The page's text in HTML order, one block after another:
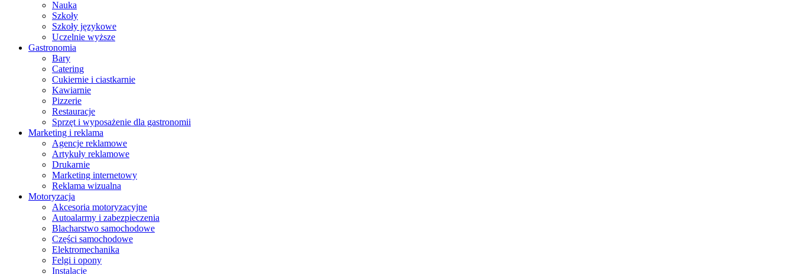
Nauka
Szkoły
Szkoły językowe
Uczelnie wyższe
Gastronomia
Bary
Catering
Cukiernie i ciastkarnie
Kawiarnie
Pizzerie
Restauracje
Sprzęt i wyposażenie dla gastronomii
Marketing i reklama
Agencje reklamowe
Artykuły reklamowe
Drukarnie
Marketing internetowy
Reklama wizualna
Motoryzacja
Akcesoria motoryzacyjne
Autoalarmy i zabezpieczenia
Blacharstwo samochodowe
Części samochodowe
Elektromechanika
Felgi i opony
Instalacje